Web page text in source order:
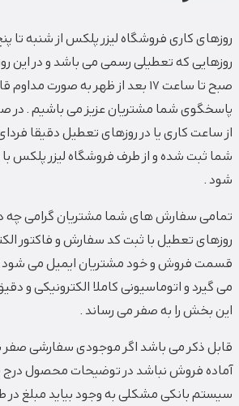
روزهای کاری فروشگاه لیزر پلکس از شنبه تا
صبح تا ساعت 17 بعد از ظهر به صورت
پاسخگوی شما مشتریان عزیز می باشیم .
از ساعت کاری یا در روزهای تعطیل دقیقا
شما ثبت شده و از طرف فروشگاه لیزر
شود .
تمامی سفارش های شما مشتریان گرامی چه
روزهای تعطیل با ثبت کد سفارش و فاکتور
قسمت فروش و خود مشتریان ایمیل می شود و
می گیرد و اتوماسیونی کاملا الکترونیکی و
این بخش را به صفر می رساند .
قابل ذکر می باشد اگر موجودی سفارشی صفر
آماده فروش نباشد در توضیحات محصول درج